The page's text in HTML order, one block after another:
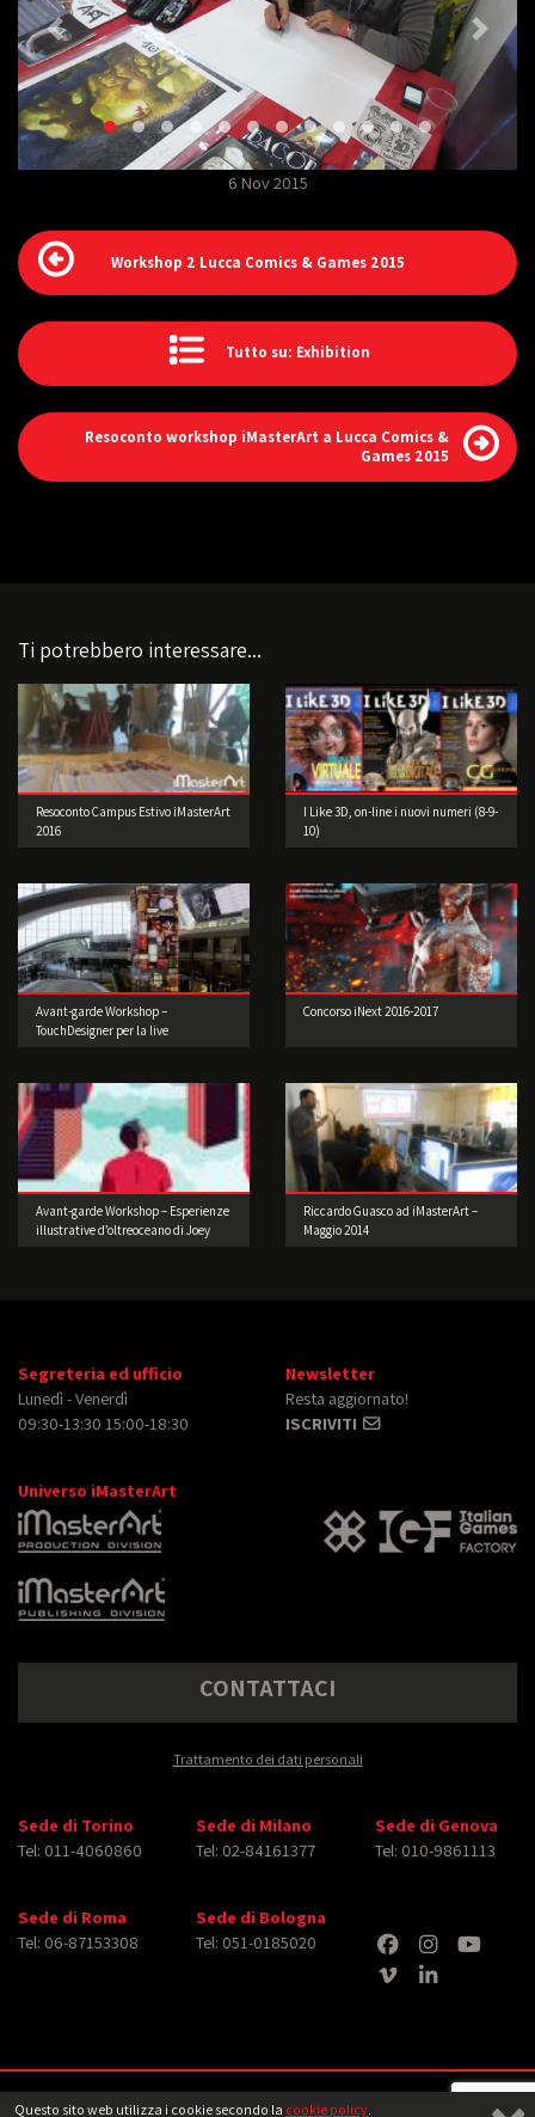
Questo sito web utilizza i cookie secondo la cookie policy.
6 Nov 2015
Workshop 2 Lucca Comics & Games 2015
Tutto su: Exhibition
Resoconto workshop iMasterArt a Lucca Comics &
Games 2015
Ti potrebbero interessare...
Resoconto Campus Estivo iMasterArt
2016
I Like 3D, on-line i nuovi numeri (8-9-
10)
Avant-garde Workshop –
TouchDesigner per la live
Concorso iNext 2016-2017
Avant-garde Workshop – Esperienze
illustrative d’oltreoceano di Joey
Riccardo Guasco ad iMasterArt –
Maggio 2014
Segreteria ed ufficio
Lunedì - Venerdì
09:30-13:30 15:00-18:30
Newsletter
Resta aggiornato!
ISCRIVITI
Universo iMasterArt
CONTATTACI
Trattamento dei dati personali
Sede di Torino
Tel: 011-4060860
Sede di Milano
Tel: 02-84161377
Sede di Genova
Tel: 010-9861113
Sede di Roma
Tel: 06-87153308
Sede di Bologna
Tel: 051-0185020
Copyright © 2026 iMasterArt S.r.l. ‐ All rights reserved. Tutti i diritti relativi ad